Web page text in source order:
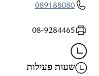
089188080
08-9284465
שעות פעילות